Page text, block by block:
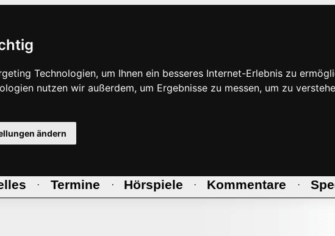
Technologien, um Ihnen ein besseres Internet-Erlebnis zu
nutzen wir außerdem, um Ergebnisse zu messen, um zu
ändern
· Termine · Hörspiele · Kommentare ·